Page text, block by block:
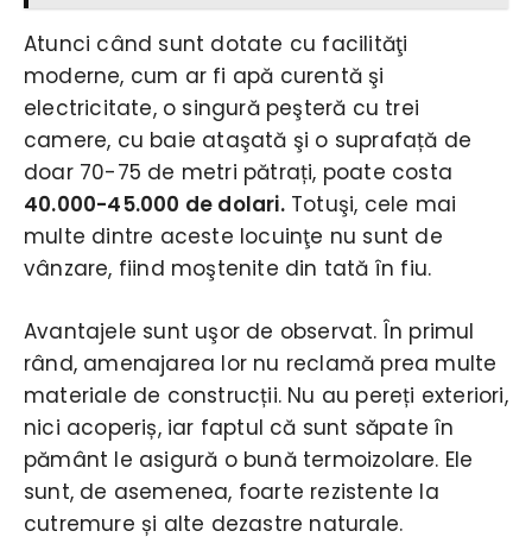
Atunci când sunt dotate cu facilităţi
moderne, cum ar fi apă curentă şi
electricitate, o singură peşteră cu trei
camere, cu baie ataşată şi o suprafață de
doar 70-75 de metri pătrați, poate costa
40.000-45.000 de dolari.Totuşi, cele mai
multe dintre aceste locuinţe nu sunt de
vânzare, fiind moştenite din tată în fiu.
Avantajele sunt uşor de observat. În primul
rând, amenajarea lor nu reclamă prea multe
materiale de construcții. Nu au pereți exteriori,
nici acoperiș, iar faptul că sunt săpate în
pământ le asigură o bună termoizolare. Ele
sunt, de asemenea, foarte rezistente la
cutremure și alte dezastre naturale.